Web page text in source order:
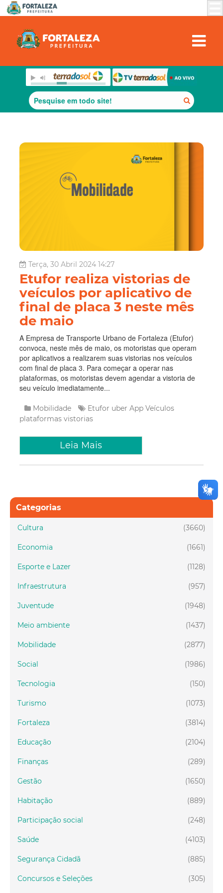
Terça, 30 Abril 2024 14:27
Etufor realiza vistorias de
veículos por aplicativo de
final de placa 3 neste mês
de maio
A Empresa de Transporte Urbano de Fortaleza (Etufor)
convoca, neste mês de maio, os motoristas que operam
por aplicativos a realizarem suas vistorias nos veículos
com final de placa 3. Para começar a operar nas
plataformas, os motoristas devem agendar a vistoria de
seu veículo imediatamente...
Mobilidade Etufor uber App Veículos
plataformas vistorias
Leia Mais
Categorias
(3660)
Cultura
(1661)
Economia
(1128)
Esporte e Lazer
(957)
Infraestrutura
(1948)
Juventude
(1437)
Meio ambiente
(2877)
Mobilidade
(1986)
Social
(150)
Tecnologia
(1073)
Turismo
(3814)
Fortaleza
(2104)
Educação
(289)
Finanças
(1650)
Gestão
(889)
Habitação
(248)
Participação social
(4103)
Saúde
(885)
Segurança Cidadã
(305)
Concursos e Seleções